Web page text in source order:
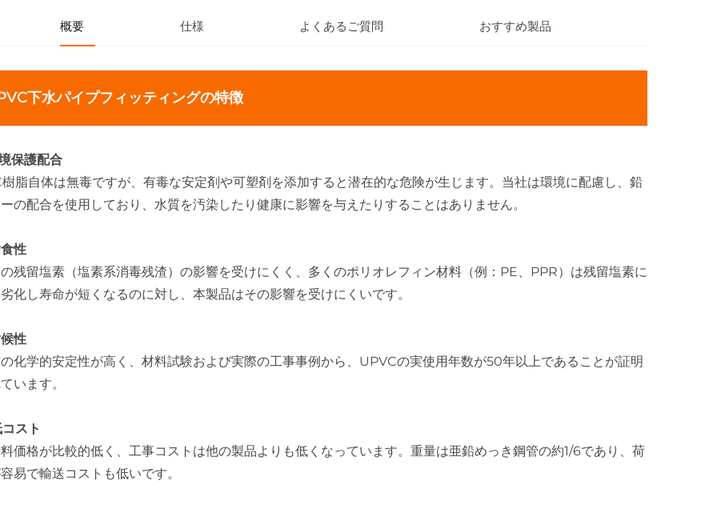
概要 仕様 よくあるご質問 おすすめ製品
下水パイプフィッティングの特徴
保護配合
脂自体は無毒ですが、有毒な安定剤や可塑剤を添加すると潜在的な危険が生じます。当社は環境に配慮し、鉛
の配合を使用しており、水質を汚染したり健康に影響を与えたりすることはありません。
性
残留塩素（塩素系消毒残渣）の影響を受けにくく、多くのポリオレフィン材料（例：PE、PPR）は残留塩素に
化し寿命が短くなるのに対し、本製品はその影響を受けにくいです。
性
化学的安定性が高く、材料試験および実際の工事事例から、UPVCの実使用年数が50年以上であることが証明
います。
スト
価格が比較的低く、工事コストは他の製品よりも低くなっています。重量は亜鉛めっき鋼管の約1/6であり、荷
易で輸送コストも低いです。